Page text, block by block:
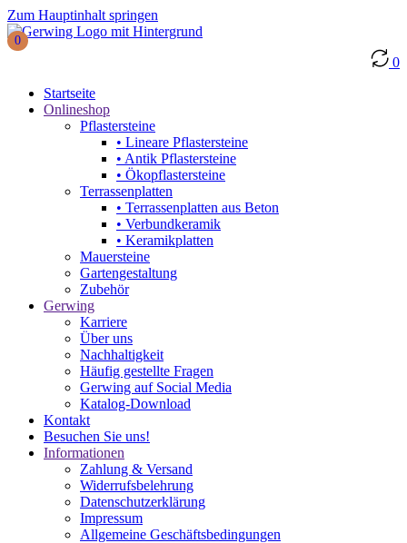
Zum Hauptinhalt springen
0
0
Startseite
Onlineshop
Pflastersteine
• Lineare Pflastersteine
• Antik Pflastersteine
• Ökopflastersteine
Terrassenplatten
• Terrassenplatten aus Beton
• Verbundkeramik
• Keramikplatten
Mauersteine
Gartengestaltung
Zubehör
Gerwing
Karriere
Über uns
Nachhaltigkeit
Häufig gestellte Fragen
Gerwing auf Social Media
Katalog-Download
Kontakt
Besuchen Sie uns!
Informationen
Zahlung & Versand
Widerrufsbelehrung
Datenschutz­erklärung
Impressum
Allgemeine Geschäftsbedingungen